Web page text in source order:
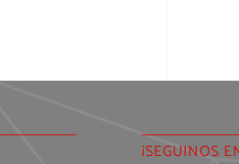
¡SEGUINOS